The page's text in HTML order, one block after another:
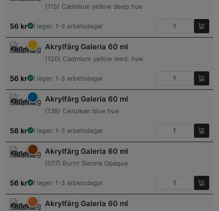
(115) Cadmium yellow deep hue
56 kr I lager: 1-3 arbetsdagar
Akrylfärg Galeria 60 ml
(120) Cadmium yellow med. hue
56 kr I lager: 1-3 arbetsdagar
Akrylfärg Galeria 60 ml
(138) Cerulean blue hue
56 kr I lager: 1-3 arbetsdagar
Akrylfärg Galeria 60 ml
(077) Burnt Sienna Opaque
56 kr I lager: 1-3 arbetsdagar
Akrylfärg Galeria 60 ml